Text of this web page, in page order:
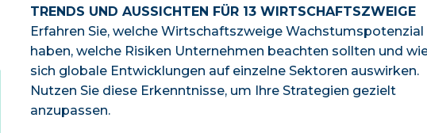
TRENDS UND AUSSICHTEN FÜR 13 WIRTSCHAFTSZWEIGE
Erfahren Sie, welche Wirtschaftszweige Wachstumspotenzial
haben, welche Risiken Unternehmen beachten sollten und
sich globale Entwicklungen auf einzelne Sektoren auswirken.
Nutzen Sie diese Erkenntnisse, um Ihre Strategien gezielt
anzupassen.